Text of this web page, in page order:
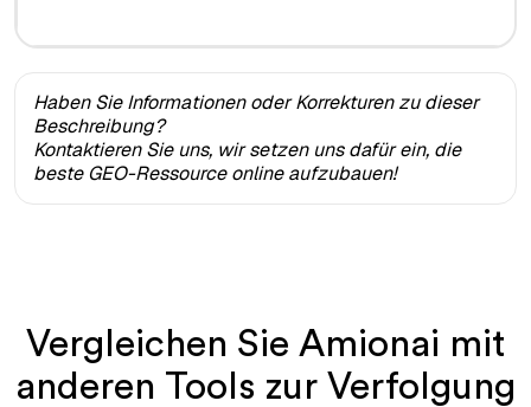
Haben Sie Informationen oder Korrekturen zu dieser
Beschreibung?
Kontaktieren Sie uns, wir setzen uns dafür ein, die
beste GEO-Ressource online aufzubauen!
Vergleichen Sie Amionai mit
anderen Tools zur Verfolgung